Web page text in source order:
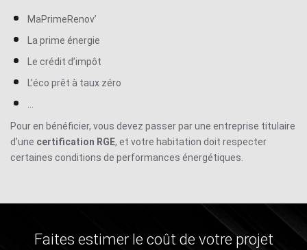
MaPrimeRenov’
La prime énergie
Le crédit d’impôt
L’éco prêt à taux zéro
Pour en bénéficier, vous devez passer par une entreprise titulaire
d’une certification RGE, et votre habitation doit respecter
certaines conditions de performances énergétiques.
Faites estimer le coût de votre projet